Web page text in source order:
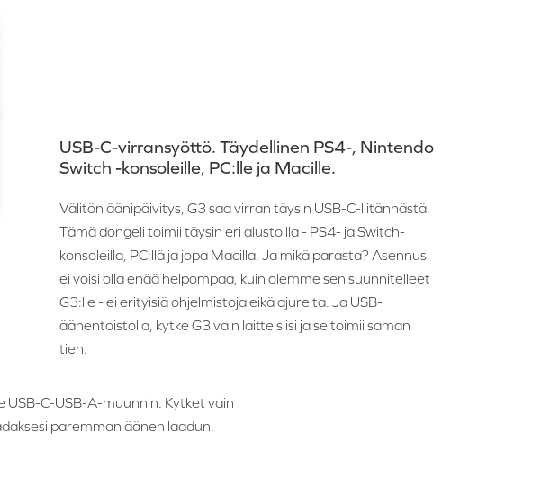
USB-C-virransyöttö. Täydellinen PS4-, Nintendo
Switch -konsoleille, PC:lle ja Macille.
Välitön äänipäivitys, G3 saa virran täysin USB-C-liitännästä.
Tämä dongeli toimii täysin eri alustoilla - PS4- ja Switch-
konsoleilla, PC:llä ja jopa Macilla. Ja mikä parasta? Asennus
ei voisi olla enää helpompaa, kuin olemme sen suunnitelleet
G3:lle - ei erityisiä ohjelmistoja eikä ajureita. Ja USB-
äänentoistolla, kytke G3 vain laitteisiisi ja se toimii saman
tien.
C-USB-A-muunnin. Kytket vain
paremman äänen laadun.